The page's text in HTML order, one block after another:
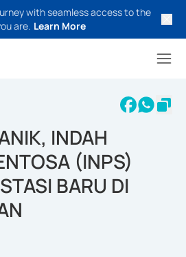
with seamless access to the
are. Learn More
INDAH
(INPS)
BARU DI